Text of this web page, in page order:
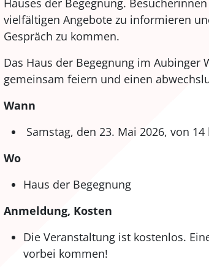
vielfältigen Angebote zu informieren
Gespräch zu kommen.
Das Haus der Begegnung im Aubinger
gemeinsam feiern und einen
Wann
Samstag, den 23. Mai 2026, von
Wo
Haus der Begegnung
Anmeldung, Kosten
Die Veranstaltung ist kostenlos.
vorbei kommen!